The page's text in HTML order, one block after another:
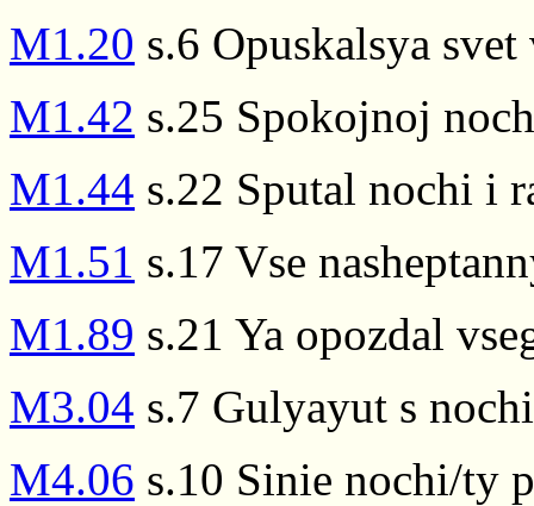
M1.20 s.6 Opuskalsya
M1.42 s.25 Spokojnoj
M1.44 s.22 Sputal nochi i
M1.51 s.17 Vse
M1.89 s.21 Ya opozdal
M3.04 s.7 Gulyayut s
M4.06 s.10 Sinie nochi/ty